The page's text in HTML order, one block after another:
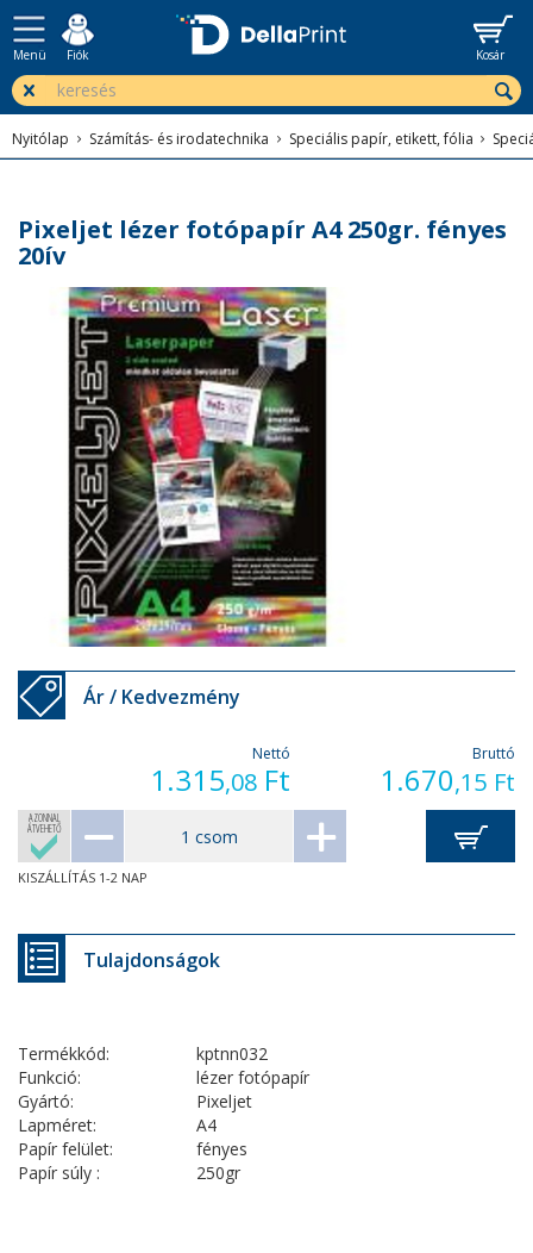
Menü Fiók Kosár
Nyitólap Számítás- és irodatechnika Speciális papír, etikett, fólia
Pixeljet lézer fotópapír A4 250gr. fényes
20ív
Ár / Kedvezmény
Nettó
1.315,08 Ft
Bruttó
1.670,15 Ft
AZONNAL
ÁTVEHETŐ
KISZÁLLÍTÁS 1-2 NAP
Tulajdonságok
Termékkód:
kptnn032
Funkció:
lézer fotópapír
Gyártó:
Pixeljet
Lapméret:
A4
Papír felület:
fényes
Papír súly :
250gr